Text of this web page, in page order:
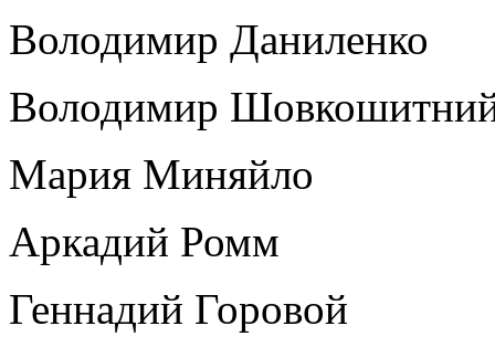
Володимир Даниленко
Володимир
Мария Миняйло
Аркадий Ромм
Геннадий Горовой